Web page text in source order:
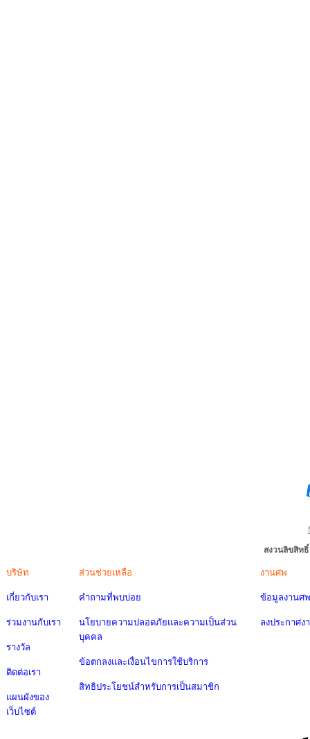
สงวนลิขสิท
บริษัท
เกี่ยวกับเรา
ร่วมงานกับเรา
รางวัล
ติดต่อเรา
แผนผังของ
เว็บไซต์
ส่วนช่วยเหลือ
คำถามที่พบบ่อย
นโยบายความปลอดภัยและความเป็นส่วน
บุคคล
ข้อตกลงและเงื่อนไขการใช้บริการ
สิทธิประโยชน์สำหรับการเป็นสมาชิก
งานศพ
ข้อมูลงานศพ
ลงประกาศง